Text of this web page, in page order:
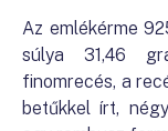
Az emlékérme
súlya 31,46
finomrecés, a
betűkkel írt,